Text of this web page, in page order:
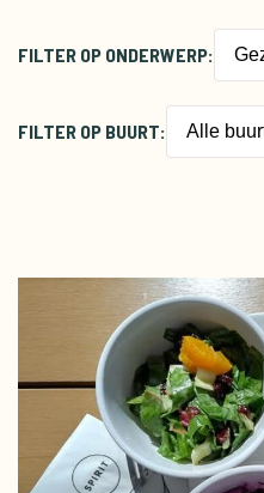
FILTER OP ONDERWERP:
Biodiversiteit
Circulair
Gezond(er)
Lokaal verbouwd
FILTER OP BUURT: Alle
Oost
West